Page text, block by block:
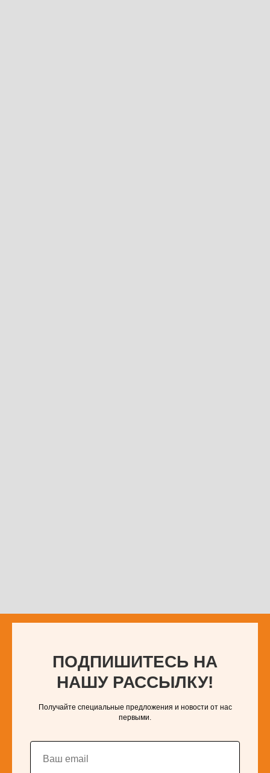
ПОДПИШИТЕСЬ НА
НАШУ РАССЫЛКУ!
Получайте специальные предложения и новости от нас
первыми.